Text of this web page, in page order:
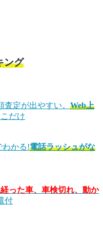
ング
査定が出やすい。 Web上
だけ
わかる!電話ラッシュがな
った車、車検切れ、動か
付